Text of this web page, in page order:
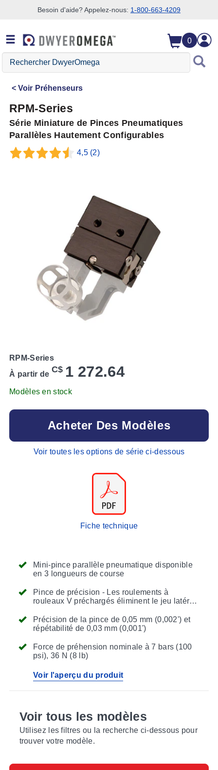
Besoin d'aide? Appelez-nous: 1-800-663-4209
0
Rechercher
DwyerOmega
Voir Préhenseurs
RPM-Series
Série Miniature de Pinces Pneumatiques
Parallèles Hautement Configurables
4,5 (2)
Mini-pince parallèle pneumatique disponible
en 3 longueurs de course
Pince de précision - Les roulements à
rouleaux V préchargés éliminent le jeu latéral,
des pièces
Précision de la pince de 0,05 mm (0,002') et
répétabilité de 0,03 mm (0,001')
Force de préhension nominale à 7 bars (100
psi), 36 N (8 lb)
Voir l'aperçu du produit
RPM-Series
À partir de C$ 1 272.64
Modèles en stock
Acheter Des Modèles
Voir toutes les options de série ci-dessous
Fiche technique
Voir tous les modèles
Utilisez les filtres ou la recherche ci-dessous pour
trouver votre modèle.